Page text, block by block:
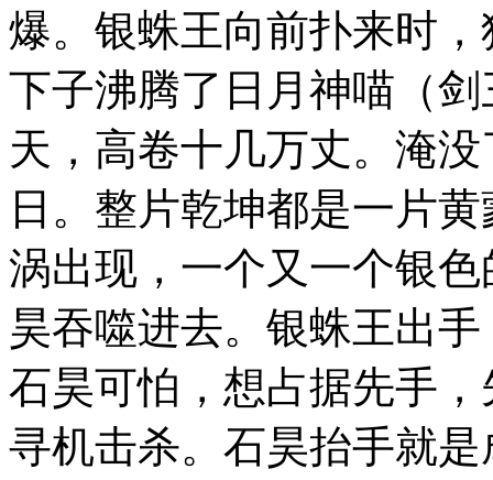
爆。银蛛王向前扑来时
下子沸腾了日月神喵（
天，高卷十几万丈。淹
日。整片乾坤都是一片
涡出现，一个又一个银
昊吞噬进去。银蛛王出
石昊可怕，想占据先手
寻机击杀。石昊抬手就